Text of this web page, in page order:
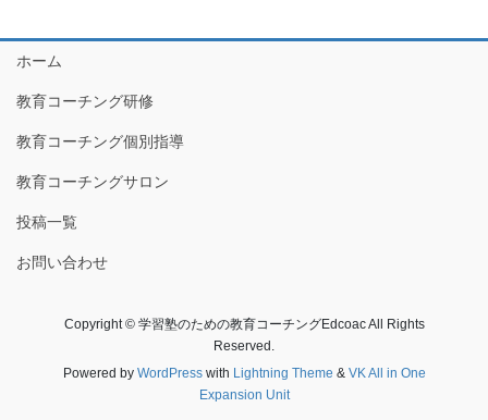
ホーム
教育コーチング研修
教育コーチング個別指導
教育コーチングサロン
投稿一覧
お問い合わせ
Copyright © 学習塾のための教育コーチングEdcoac All Rights
Reserved.
Powered by WordPresswith Lightning Theme & VK All in One
Expansion Unit